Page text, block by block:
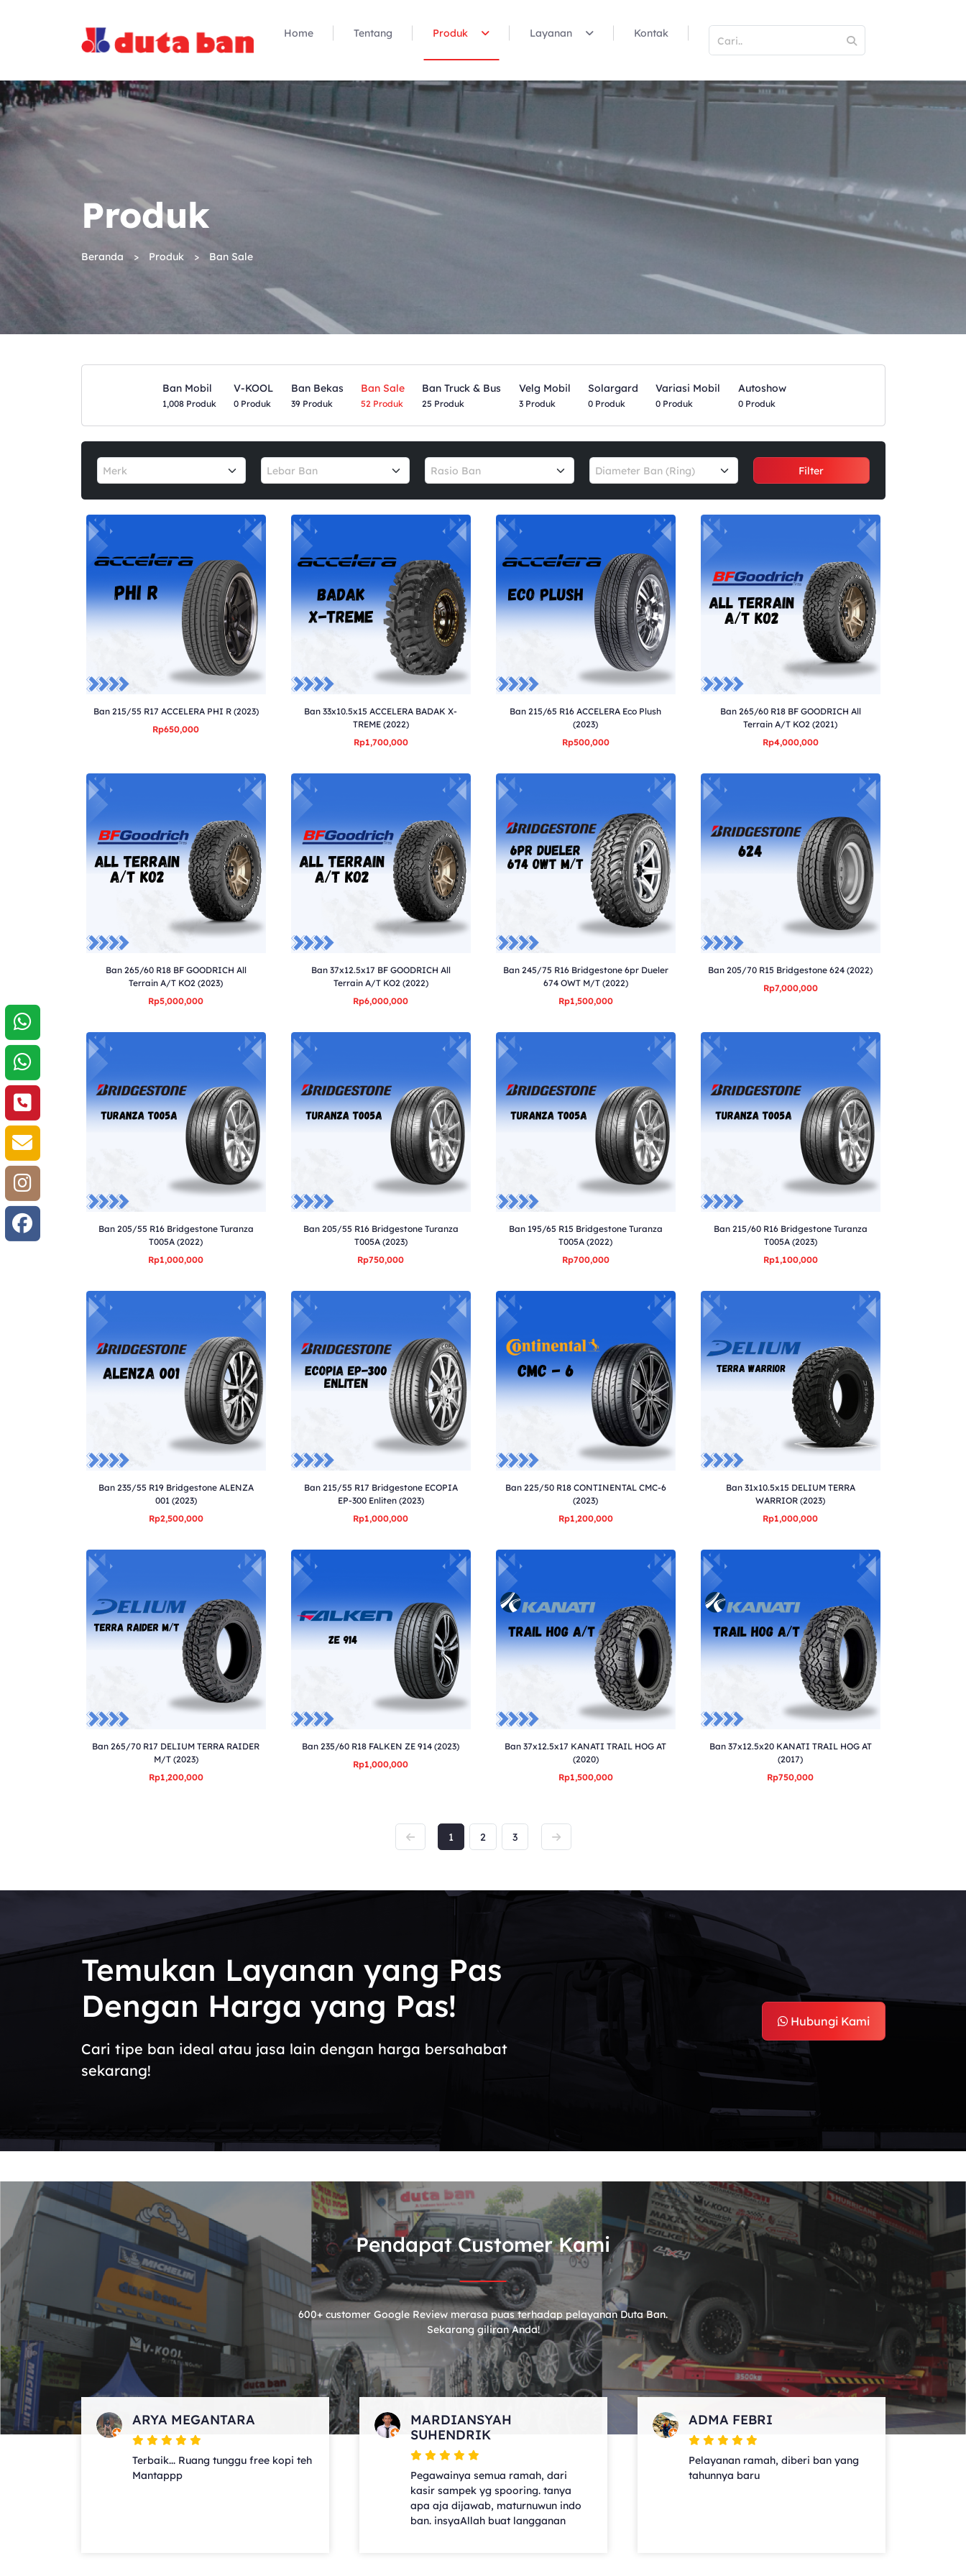
Home Tentang Produk Layanan Kontak
Produk
Beranda Produk Ban Sale
Ban Mobil
1,008 Produk
V-KOOL
0 Produk
Ban Bekas
39 Produk
Ban Sale
52 Produk
Ban Truck & Bus
25 Produk
Velg Mobil
3 Produk
Solargard
0 Produk
Variasi Mobil
0 Produk
Autoshow
0 Produk
Merk Lebar Ban Rasio Ban Diameter Ban (Ring) Filter
Ban 215/55 R17 ACCELERA PHI R (2023)
Rp650,000
Ban 33x10.5x15 ACCELERA BADAK X-
TREME (2022)
Rp1,700,000
Ban 215/65 R16 ACCELERA Eco Plush
(2023)
Rp500,000
Ban 265/60 R18 BF GOODRICH All
Terrain A/T KO2 (2021)
Rp4,000,000
Ban 265/60 R18 BF GOODRICH All
Terrain A/T KO2 (2023)
Rp5,000,000
Ban 37x12.5x17 BF GOODRICH All
Terrain A/T KO2 (2022)
Rp6,000,000
Ban 245/75 R16 Bridgestone 6pr Dueler
674 OWT M/T (2022)
Rp1,500,000
Ban 205/70 R15 Bridgestone 624 (2022)
Rp7,000,000
Ban 205/55 R16 Bridgestone Turanza
T005A (2022)
Rp1,000,000
Ban 205/55 R16 Bridgestone Turanza
T005A (2023)
Rp750,000
Ban 195/65 R15 Bridgestone Turanza
T005A (2022)
Rp700,000
Ban 215/60 R16 Bridgestone Turanza
T005A (2023)
Rp1,100,000
Ban 235/55 R19 Bridgestone ALENZA
001 (2023)
Rp2,500,000
Ban 215/55 R17 Bridgestone ECOPIA
EP-300 Enliten (2023)
Rp1,000,000
Ban 225/50 R18 CONTINENTAL CMC-6
(2023)
Rp1,200,000
Ban 31x10.5x15 DELIUM TERRA
WARRIOR (2023)
Rp1,000,000
Ban 265/70 R17 DELIUM TERRA RAIDER
M/T (2023)
Rp1,200,000
Ban 235/60 R18 FALKEN ZE 914 (2023)
Rp1,000,000
Ban 37x12.5x17 KANATI TRAIL HOG AT
(2020)
Rp1,500,000
Ban 37x12.5x20 KANATI TRAIL HOG AT
(2017)
Rp750,000
1 2 3
Temukan Layanan yang Pas
Dengan Harga yang Pas!
Cari tipe ban ideal atau jasa lain dengan harga bersahabat
sekarang!
Hubungi Kami
Pendapat Customer Kami
600+ customer Google Review merasa puas terhadap pelayanan Duta Ban.
Sekarang giliran Anda!
ARYA MEGANTARA
Terbaik... Ruang tunggu free kopi teh
Mantappp
MARDIANSYAH
SUHENDRIK
Pegawainya semua ramah, dari
kasir sampek yg spooring. tanya
apa aja dijawab, maturnuwun indo
ban. insyaAllah buat langganan
ADMA FEBRI
Pelayanan ramah, diberi ban yang
tahunnya baru